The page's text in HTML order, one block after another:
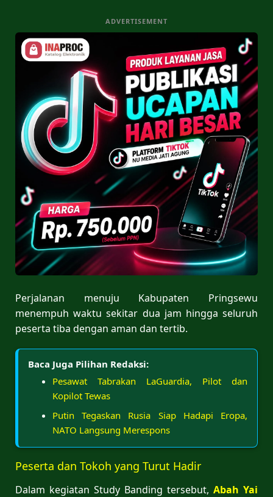
ADVERTISEMENT
Perjalanan menuju Kabupaten Pringsewu
menempuh waktu sekitar dua jam hingga seluruh
peserta tiba dengan aman dan tertib.
Baca Juga Pilihan Redaksi:
Pesawat Tabrakan LaGuardia, Pilot dan
Kopilot Tewas
Putin Tegaskan Rusia Siap Hadapi Eropa,
NATO Langsung Merespons
Peserta dan Tokoh yang Turut Hadir
Dalam kegiatan Study Banding tersebut, Abah Yai